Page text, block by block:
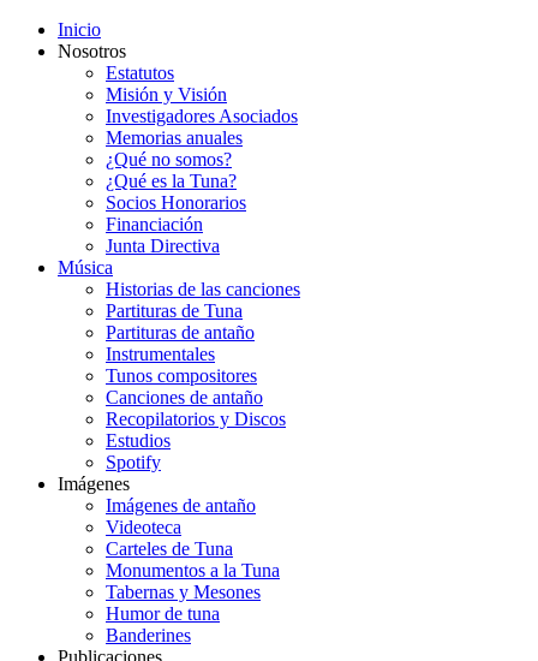
Inicio
Nosotros
Estatutos
Misión y Visión
Investigadores Asociados
Memorias anuales
¿Qué no somos?
¿Qué es la Tuna?
Socios Honorarios
Financiación
Junta Directiva
Música
Historias de las canciones
Partituras de Tuna
Partituras de antaño
Instrumentales
Tunos compositores
Canciones de antaño
Recopilatorios y Discos
Estudios
Spotify
Imágenes
Imágenes de antaño
Videoteca
Carteles de Tuna
Monumentos a la Tuna
Tabernas y Mesones
Humor de tuna
Banderines
Publicaciones